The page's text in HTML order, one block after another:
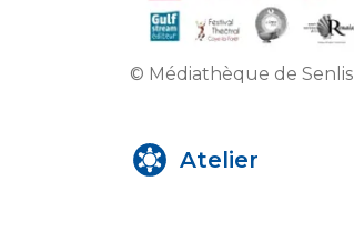
© Médiathèque de Senlis
Atelier